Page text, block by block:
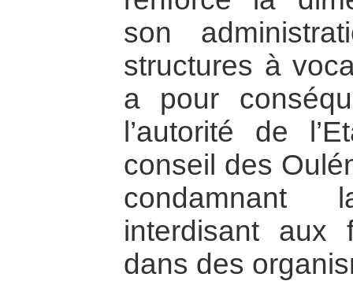
son
structures à
a pour
l’autorité de
conseil des
interdisant aux
dans des